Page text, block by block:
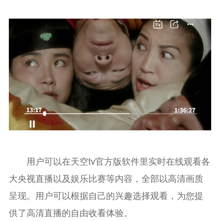
用户可以在天空tv官方版软件里实时在线观看各
大央视直播以及娱乐比赛等内容，全部以高清画质
呈现。用户可以根据自己的兴趣选择观看，为您提
供了高清直播的自由收看体验。